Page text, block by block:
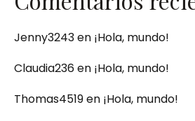
Jenny3243en ¡Hola, mundo!
Claudia236en ¡Hola, mundo!
Thomas4519en ¡Hola, mundo!